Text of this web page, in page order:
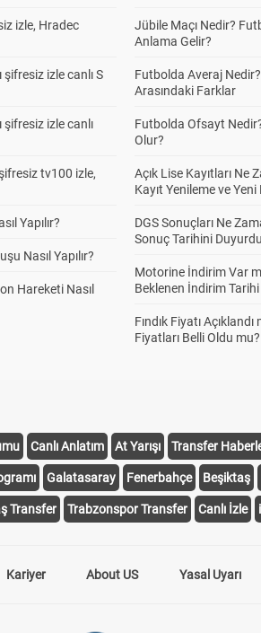
izle, Hradec
izle canlı S
izle canlı
tv100 izle,
Yapılır?
Nasıl Yapılır?
Hareketi Nasıl
Jübile Maçı Nedir?
Anlama Gelir?
Futbolda Averaj
Arasındaki Farklar
Futbolda Ofsayt
Olur?
Açık Lise Kayıtları Ne
Kayıt Yenileme ve
DGS Sonuçları Ne
Sonuç Tarihini Duyurdu
Motorine İndirim Var
Beklenen İndirim Tarihi
Fındık Fiyatı
Fiyatları Belli Oldu mu?
Canlı Anlatım At Yarışı Transfer
Galatasaray Fenerbahçe Beşiktaş
Transfer Trabzonspor Transfer Canlı İzle
Kariyer About US Yasal Uyarı